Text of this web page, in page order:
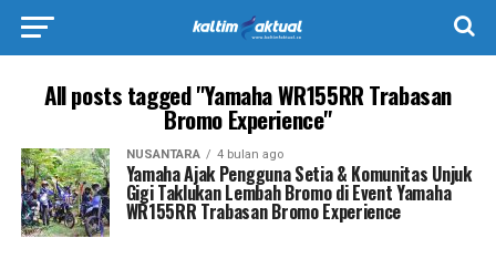
All posts tagged "Yamaha WR155RR Trabasan
Bromo Experience"
NUSANTARA 4 bulan ago
Yamaha Ajak Pengguna Setia & Komunitas Unjuk
Gigi Taklukan Lembah Bromo di Event Yamaha
WR155RR Trabasan Bromo Experience